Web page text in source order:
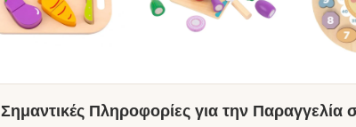
Σημαντικές Πληροφορίες για την Παραγγελία